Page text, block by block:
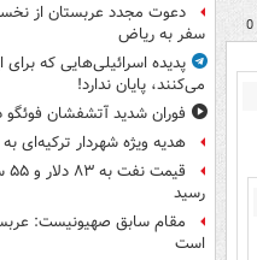
دعوت مجدد عربستان از
سفر به ریاض
پدیده اسرائیلی‌هایی که
می‌کنند، پایان ندارد!
فوران شدید آتشفشان فوئگو
هدیه ویژه شهردار ترکیه‌ای
رسید
مقام سابق صهیونیست:
است